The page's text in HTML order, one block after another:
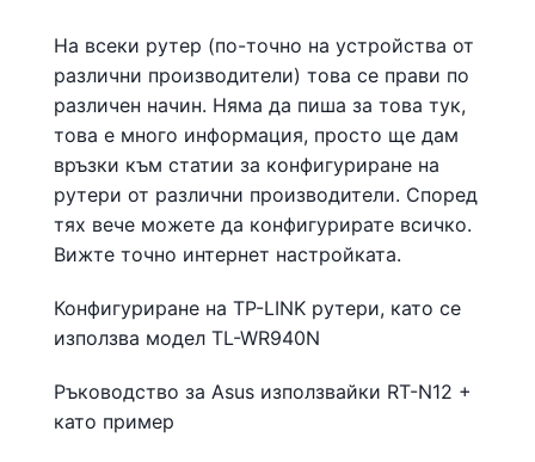
На всеки рутер (по-точно на устройства от
различни производители) това се прави по
различен начин. Няма да пиша за това тук,
това е много информация, просто ще дам
връзки към статии за конфигуриране на
рутери от различни производители. Според
тях вече можете да конфигурирате всичко.
Вижте точно интернет настройката.
Конфигуриране на TP-LINK рутери, като се
използва модел TL-WR940N
Ръководство за Asus използвайки RT-N12 +
като пример